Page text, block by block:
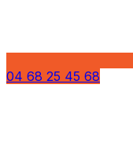
04 68 25 45 68